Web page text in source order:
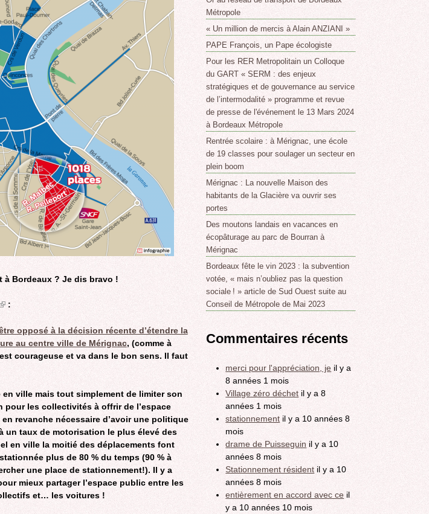
ROCADE VDO
Bordeaux ? Je dis bravo !
:
opposé à la décision récente d’étendre la
au centre ville de Mérignac, (comme à
courageuse et va dans le bon sens. Il faut
en ville mais tout simplement de limiter son
pour les collectivités à offrir de l’espace
revanche nécessaire d’avoir une politique
un taux de motorisation le plus élevé des
en ville la moitié des déplacements font
plus de 80 % du temps (90 % à
une place de stationnement!). Il y a
mieux partager l’espace public entre les
et… les voitures !
Métropole
« Un million de mercis à Alain ANZIANI »
PAPE François, un Pape écologiste
Pour les RER Metropolitain un Colloque
du GART « SERM : des enjeux
stratégiques et de gouvernance au service
de l’intermodalité » programme et revue
de presse de l'événement le 13 Mars 2024
à Bordeaux Métropole
Rentrée scolaire : à Mérignac, une école
de 19 classes pour soulager un secteur en
plein boom
Mérignac : La nouvelle Maison des
habitants de la Glacière va ouvrir ses
portes
Des moutons landais en vacances en
écopâturage au parc de Bourran à
Mérignac
Bordeaux fête le vin 2023 : la subvention
votée, « mais n’oubliez pas la question
sociale ! » article de Sud Ouest suite au
Conseil de Métropole de Mai 2023
Commentaires récents
merci pour l'appréciation, je il y a
8 années 1 mois
Village zéro déchet il y a 8
années 1 mois
stationnement il y a 10 années 8
mois
drame de Puisseguin il y a 10
années 8 mois
Stationnement résident il y a 10
années 8 mois
entièrement en accord avec ce il
y a 10 années 10 mois